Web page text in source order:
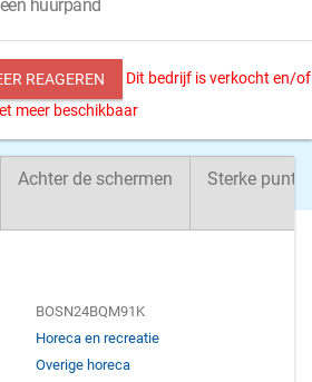
huurpand
REAGEREN
Dit bedrijf is verkocht en/of
meer beschikbaar
Achter de schermen Sterke
BOSN24BQM91K
Horeca en recreatie
Overige horeca